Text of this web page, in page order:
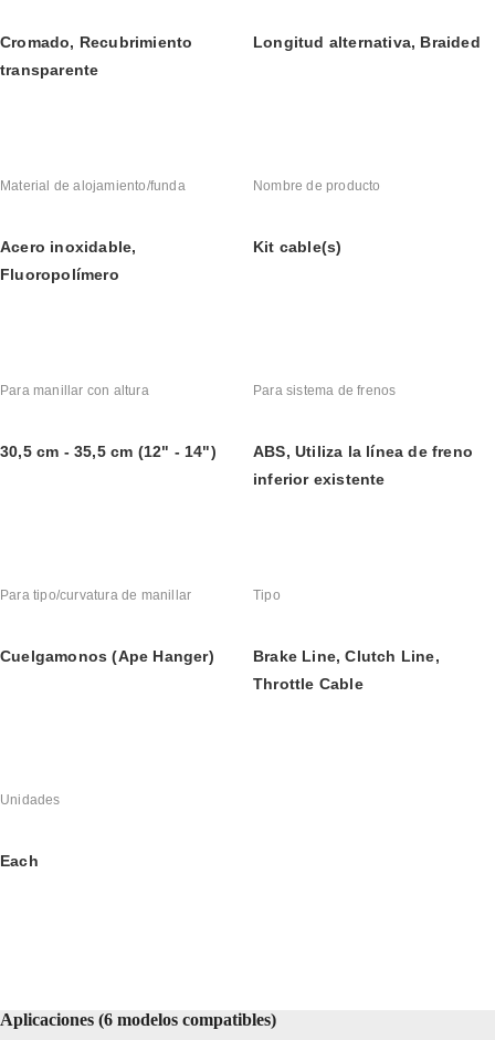
Cromado, Recubrimiento
transparente
Longitud alternativa, Braided
Material de alojamiento/funda
Acero inoxidable,
Fluoropolímero
Nombre de producto
Kit cable(s)
Para manillar con altura
30,5 cm - 35,5 cm (12" - 14")
Para sistema de frenos
ABS, Utiliza la línea de freno
inferior existente
Para tipo/curvatura de manillar
Cuelgamonos (Ape Hanger)
Tipo
Brake Line, Clutch Line,
Throttle Cable
Unidades
Each
Aplicaciones (6 modelos compatibles)